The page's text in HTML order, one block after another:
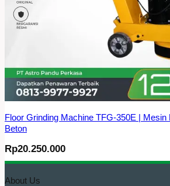
Floor Grinding Machine TFG-350E | Mesin
Beton
Rp20.250.000
About Us